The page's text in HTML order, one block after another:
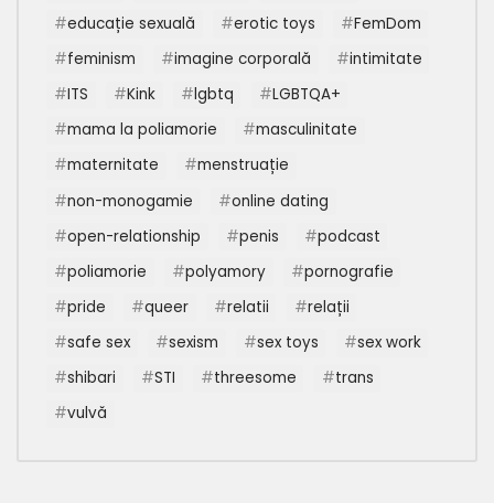
educație sexuală
erotic toys
FemDom
feminism
imagine corporală
intimitate
ITS
Kink lgbtq
LGBTQA+
mama la poliamorie
masculinitate
maternitate
menstruație
non-monogamie
online dating
open-relationship
penis
podcast
poliamorie
polyamory
pornografie
pride
queer relatii
relații
safe sex
sexism sex toys
sex work
shibari
STI threesome
trans
vulvă